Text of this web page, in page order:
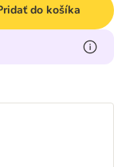
do košíka